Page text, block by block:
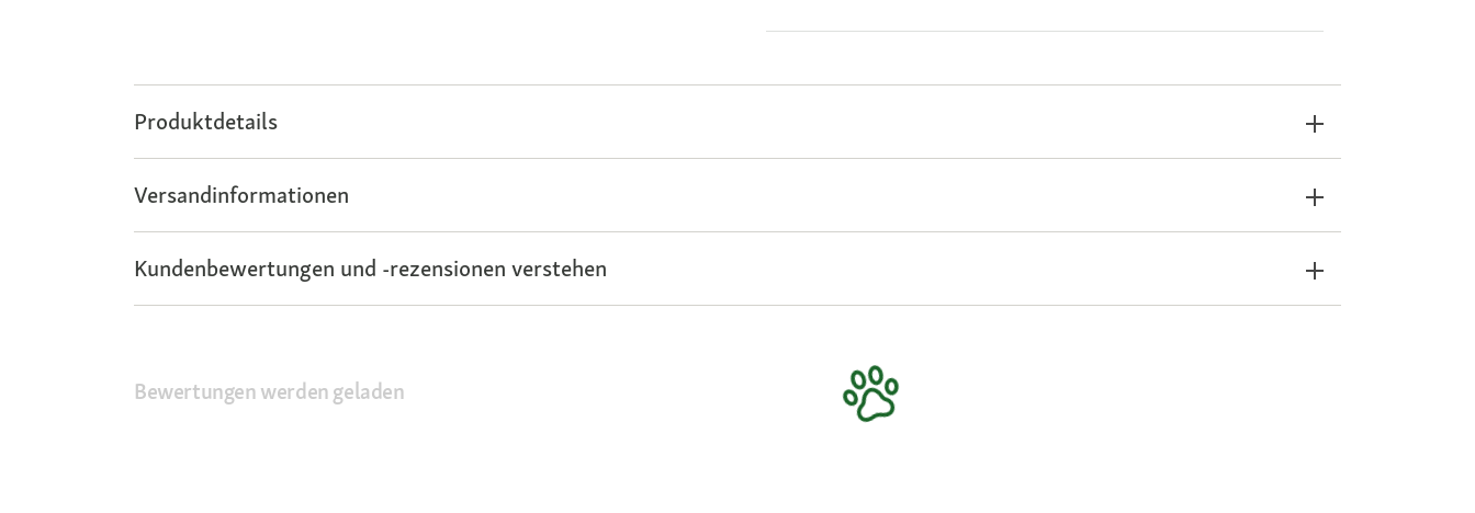
Produktdetails
Versandinformationen
Kundenbewertungen und -rezensionen verstehen
Bewertungen werden geladen